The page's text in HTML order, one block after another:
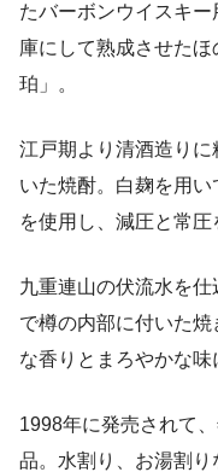
たバーボンウイスキ
庫にして熟成させた
珀」。
江戸期より清酒造り
いた焼酎。白麹を用
を使用し、減圧と常圧
九重連山の伏流水を
で樽の内部に付いた
な香りとまろやかな味
1998年に発売されて
品。水割り、お湯割